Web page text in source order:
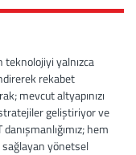
teknolojiyi yalnızca
rekabet
mevcut altyapınızı
geliştiriyor ve
hem
yönetsel